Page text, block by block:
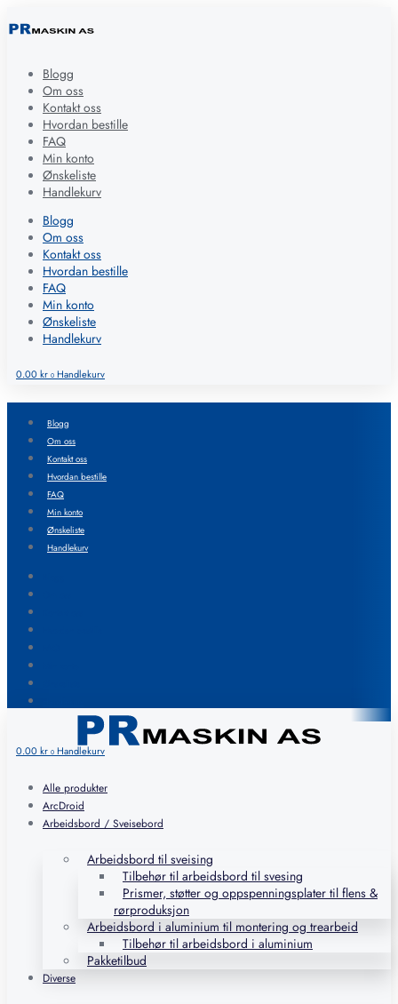
Blogg
Om oss
Kontakt oss
Hvordan bestille
FAQ
Min konto
Ønskeliste
Handlekurv
Blogg
Om oss
Kontakt oss
Hvordan bestille
FAQ
Min konto
Ønskeliste
Handlekurv
0.00kr 0 Handlekurv
Blogg
Om oss
Kontakt oss
Hvordan bestille
FAQ
Min konto
Ønskeliste
Handlekurv
0.00kr 0 Handlekurv
Alle produkter
ArcDroid
Arbeidsbord / Sveisebord
Arbeidsbord til sveising
Tilbehør til arbeidsbord til svesing
Prismer, støtter og oppspenningsplater til flens &
rørproduksjon
Arbeidsbord i aluminium til montering og trearbeid
Tilbehør til arbeidsbord i aluminium
Pakketilbud
Diverse